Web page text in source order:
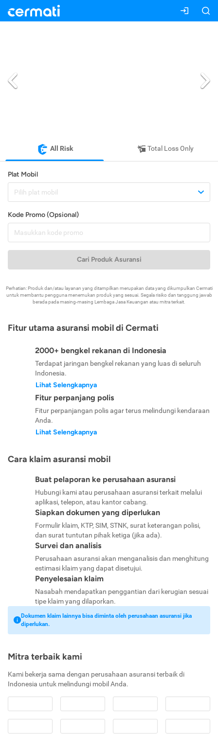
All Risk Total Loss Only
Plat Mobil
Pilih plat mobil
Kode Promo (Opsional)
Cari Produk Asuransi
Perhatian: Produk dan/atau layanan yang ditampilkan merupakan data yang dikumpulkan Cermati
untuk membantu pengguna menemukan produk yang sesuai. Segala risiko dan tanggung jawab
berada pada masing-masing Lembaga Jasa Keuangan atau mitra terkait.
Fitur utama asuransi mobil di Cermati
2000+ bengkel rekanan di Indonesia
Terdapat jaringan bengkel rekanan yang luas di seluruh
Indonesia.
Lihat Selengkapnya
Fitur perpanjang polis
Fitur perpanjangan polis agar terus melindungi kendaraan
Anda.
Lihat Selengkapnya
Cara klaim asuransi mobil
Buat pelaporan ke perusahaan asuransi
Hubungi kami atau perusahaan asuransi terkait melalui
aplikasi, telepon, atau kantor cabang.
Siapkan dokumen yang diperlukan
Formulir klaim, KTP, SIM, STNK, surat keterangan polisi,
dan surat tuntutan pihak ketiga (jika ada).
Survei dan analisis
Perusahaan asuransi akan menganalisis dan menghitung
estimasi klaim yang dapat disetujui.
Penyelesaian klaim
Nasabah mendapatkan penggantian dari kerugian sesuai
tipe klaim yang dilaporkan.
Dokumen klaim lainnya bisa diminta oleh perusahaan asuransi jika
diperlukan.
Mitra terbaik kami
Kami bekerja sama dengan perusahaan asuransi terbaik di
Indonesia untuk melindungi mobil Anda.